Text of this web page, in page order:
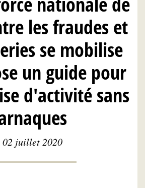
les fraudes et
se mobilise
un guide pour
d'activité sans
02 juillet 2020